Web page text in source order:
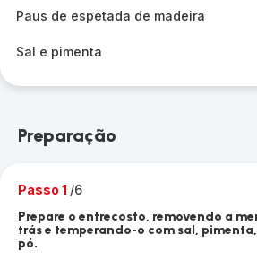
Paus de espetada de madeira
Sal e pimenta
Preparação
Passo 1 /6
Prepare o entrecosto, removendo a
trás e temperando-o com sal,
pó.